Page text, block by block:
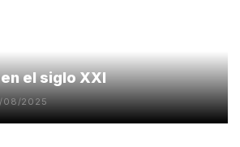
el siglo XXI
08/2025